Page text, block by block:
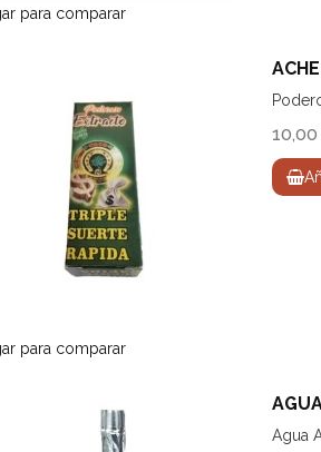
para comparar
para comparar
Agua